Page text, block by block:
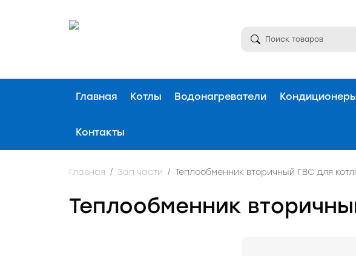
Главная Котлы Водонагреватели
Контакты
Главная Зап части Теплообменник вторичный ГВС для
Теплообменник